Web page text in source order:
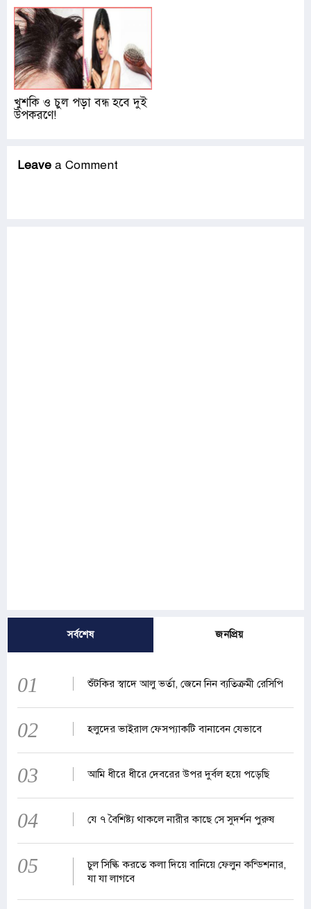
খুশকি ও চুল পড়া বন্ধ হবে দুই
উপকরণে!
Leave a Comment
সর্বশেষ জনপ্রিয়
01 শুঁটকির স্বাদে আলু ভর্তা, জেনে নিন ব্যতিক্রমী রেসিপি
02 হলুদের ভাইরাল ফেসপ্যাকটি বানাবেন যেভাবে
03 আমি ধীরে ধীরে দেবরের উপর দুর্বল হয়ে পড়েছি
04 যে ৭ বৈশিষ্ট্য থাকলে নারীর কাছে সে সুদর্শন পুরুষ
05
চুল সিল্কি করতে কলা দিয়ে বানিয়ে ফেলুন কন্ডিশনার,
যা যা লাগবে